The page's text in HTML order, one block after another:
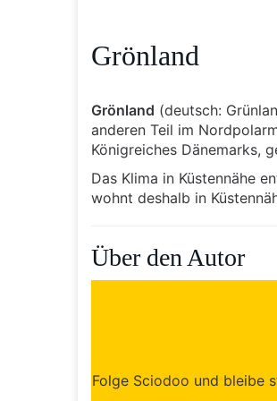
Grönland
Grönland (deutsch:
anderen Teil im
Königreiches Dänemarks,
Das Klima in Küstennähe
wohnt deshalb in
Über den Autor
Folge Sciodoo und bleibe